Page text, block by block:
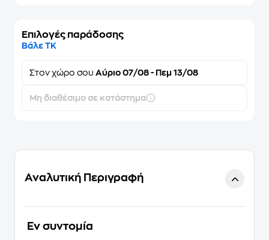
Επιλογές παράδοσης
Βάλε ΤΚ
Στον χώρο σου Αύριο 07/08 - Πεμ 13/08
Μη διαθέσιμο σε κατάστημα
Αναλυτική Περιγραφή
Eν συντομία